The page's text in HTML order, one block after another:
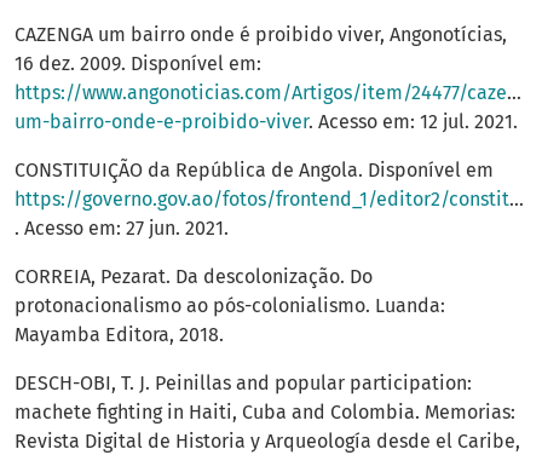
CAZENGA um bairro onde é proibido viver, Angonotícias,
16 dez. 2009. Disponível em:
https://www.angonoticias.com/Artigos/item/24477/
um-bairro-onde-e-proibido-viver. Acesso em: 12 jul. 2021.
CONSTITUIÇÃO da República de Angola. Disponível em
https://governo.gov.ao/fotos/frontend_1/editor2/constituicao_da_republica_de_angola.pdf
. Acesso em: 27 jun. 2021.
CORREIA, Pezarat. Da descolonização. Do
protonacionalismo ao pós-colonialismo. Luanda:
Mayamba Editora, 2018.
DESCH-OBI, T. J. Peinillas and popular participation:
machete fighting in Haiti, Cuba and Colombia. Memorias:
Revista Digital de Historia y Arqueología desde el Caribe,